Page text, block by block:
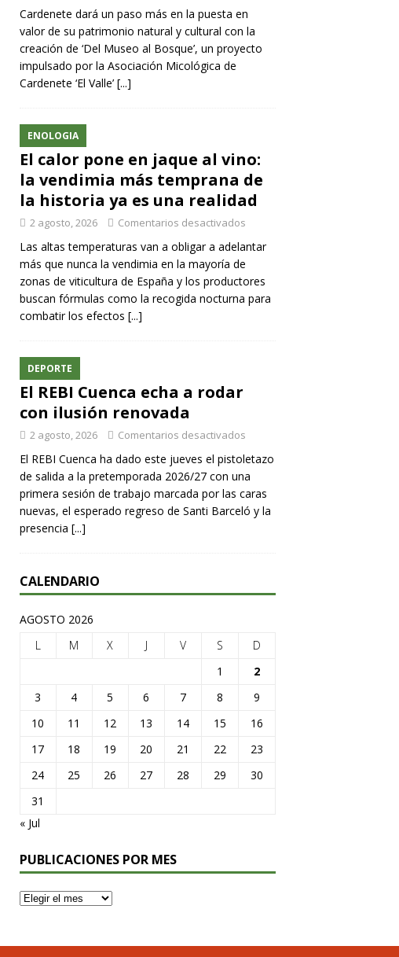
Cardenete dará un paso más en la puesta en
valor de su patrimonio natural y cultural con la
creación de ‘Del Museo al Bosque’, un proyecto
impulsado por la Asociación Micológica de
Cardenete ‘El Valle’ [...]
ENOLOGIA
El calor pone en jaque al vino:
la vendimia más temprana de
la historia ya es una realidad
2 agosto, 2026 Comentarios desactivados
Las altas temperaturas van a obligar a adelantar
más que nunca la vendimia en la mayoría de
zonas de viticultura de España y los productores
buscan fórmulas como la recogida nocturna para
combatir los efectos [...]
DEPORTE
El REBI Cuenca echa a rodar
con ilusión renovada
2 agosto, 2026 Comentarios desactivados
El REBI Cuenca ha dado este jueves el pistoletazo
de salida a la pretemporada 2026/27 con una
primera sesión de trabajo marcada por las caras
nuevas, el esperado regreso de Santi Barceló y la
presencia [...]
CALENDARIO
AGOSTO 2026
L
M X J V S
D
1
2
3
4 5 6 7 8
9
10
11 12 13 14 15
16
17
18 19 20 21 22
23
24
25 26 27 28 29
30
31
« Jul
PUBLICACIONES POR MES